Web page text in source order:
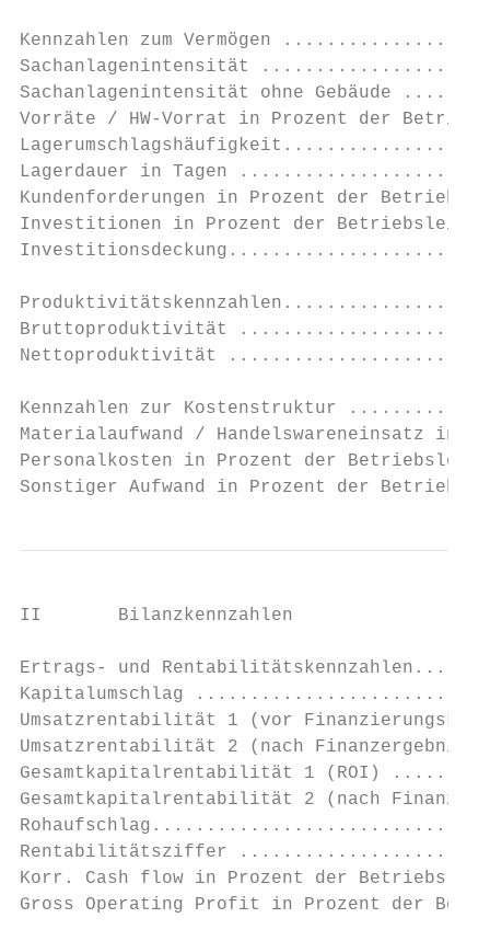
Kennzahlen zum Vermögen
Sachanlagenintensität
Sachanlagenintensität ohne
Vorräte / HW-Vorrat in Prozent
Lagerdauer in Tagen
Kundenforderungen in Prozent
Investitionen in Prozent der
Bruttoproduktivität
Nettoproduktivität
Kennzahlen zur
Materialaufwand /
Personalkosten in Prozent der
Sonstiger Aufwand in Prozent
II       Bilanzkennzahlen
Ertrags- und
Kapitalumschlag
Umsatzrentabilität 1 (vor
Umsatzrentabilität 2 (nach
Gesamtkapitalrentabilität 1
Gesamtkapitalrentabilität 2 (nach
Rentabilitätsziffer
Korr. Cash flow in Prozent der
Gross Operating Profit in Prozent